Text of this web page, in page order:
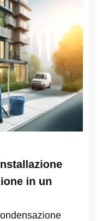
in un